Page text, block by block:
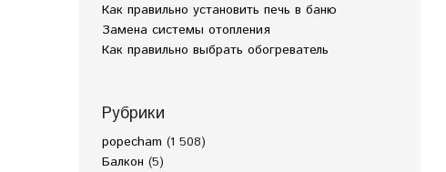
Как правильно установить печь в баню
Замена системы отопления
Как правильно выбрать обогреватель
Рубрики
popecham (1 508)
Балкон (5)